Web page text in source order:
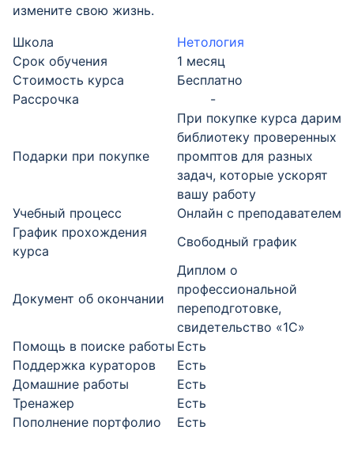
измените свою жизнь.
Школа
Нетология
Срок обучения
1 месяц
Стоимость курса
Бесплатно
Рассрочка
-
Подарки при покупке
При покупке курса дарим
библиотеку проверенных
промптов для разных
задач, которые ускорят
вашу работу
Учебный процесс
Онлайн с преподавателем
График прохождения
курса
Свободный график
Документ об окончании
Диплом о
профессиональной
переподготовке,
свидетельство «1С»
Помощь в поиске работы Есть
Поддержка кураторов
Есть
Домашние работы
Есть
Тренажер
Есть
Пополнение портфолио
Есть